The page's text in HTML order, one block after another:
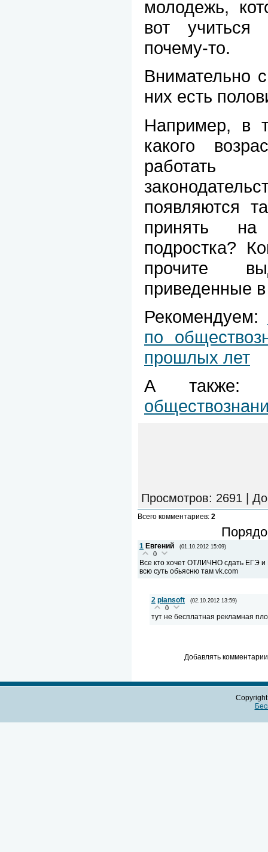
молодежь,
вот
почему-то.
Внимательно
них есть
Например, в
какого
появляются
принять
подростка?
прочите
приведенные
Рекомендуем:
по
прошлых лет
А
Просмотров: 2691 |
Всего комментариев: 2
1 Евгений (01.10.2012 15:09)
0
Все кто хочет ОТЛИЧНО сдать ЕГЭ и
всю суть обьясню там vk.com
2 plansoft (02.10.2012 13:59)
0
тут не бесплатная рекламная
Добавлять